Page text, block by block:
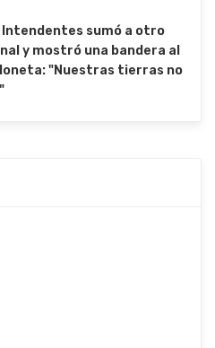
Intendentes sumó a otro
y mostró una bandera al
"Nuestras tierras no